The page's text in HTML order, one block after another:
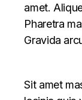
amet.
Pharetra
Gravida
Sit amet